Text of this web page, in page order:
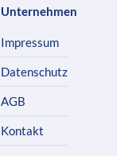
Unternehmen
Impressum
Datenschutz
AGB
Kontakt